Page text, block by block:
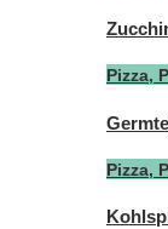
Pizza,
Pizza,